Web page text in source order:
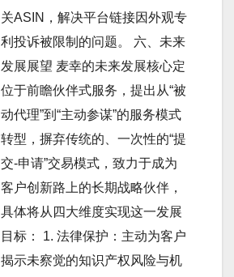
关ASIN，解决平台链接因外观专
利投诉被限制的问题。 六、未来
发展展望 麦幸的未来发展核心定
位于前瞻伙伴式服务，提出从“被
动代理”到“主动参谋”的服务模式
转型，摒弃传统的、一次性的“提
交-申请”交易模式，致力于成为
客户创新路上的长期战略伙伴，
具体将从四大维度实现这一发展
目标： 1. 法律保护：主动为客户
揭示未察觉的知识产权风险与机